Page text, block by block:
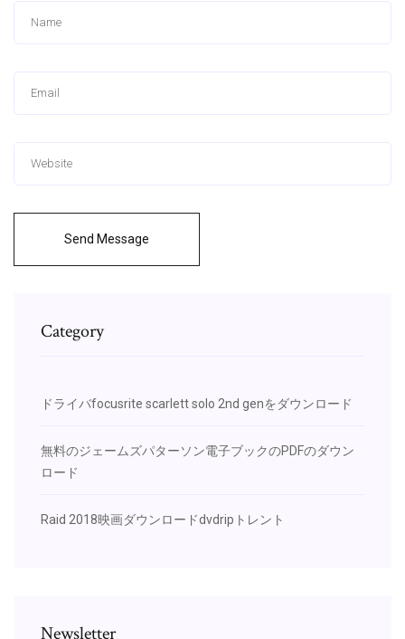
Send Message
Category
ドライバfocusrite scarlett solo 2nd genをダウンロード
無料のジェームズパターソン電子ブックのPDFのダウン
ロード
Raid 2018映画ダウンロードdvdripトレント
Newsletter